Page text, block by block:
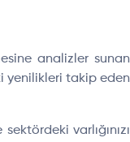
analizler sunan
yenilikleri takip eden
varlığınızı